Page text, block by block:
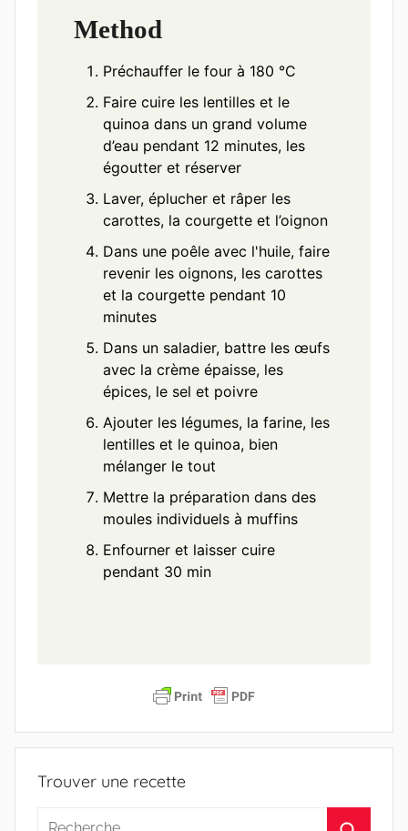
Method
Préchauffer le four à 180 °C
Faire cuire les lentilles et le
quinoa dans un grand volume
d’eau pendant 12 minutes, les
égoutter et réserver
Laver, éplucher et râper les
carottes, la courgette et l’oignon
Dans une poêle avec l'huile, faire
revenir les oignons, les carottes
et la courgette pendant 10
minutes
Dans un saladier, battre les œufs
avec la crème épaisse, les
épices, le sel et poivre
Ajouter les légumes, la farine, les
lentilles et le quinoa, bien
mélanger le tout
Mettre la préparation dans des
moules individuels à muffins
Enfourner et laisser cuire
pendant 30 min
Trouver une recette
Recherche